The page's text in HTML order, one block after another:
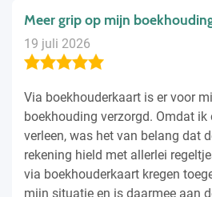
Persoon gevonden die bij
2 juli 2026
De boekhouder die
aangeraaden heeft erg goed
boekhouding ziet er netjes
opgelost en naast een goed
veel kennis opgedaan over